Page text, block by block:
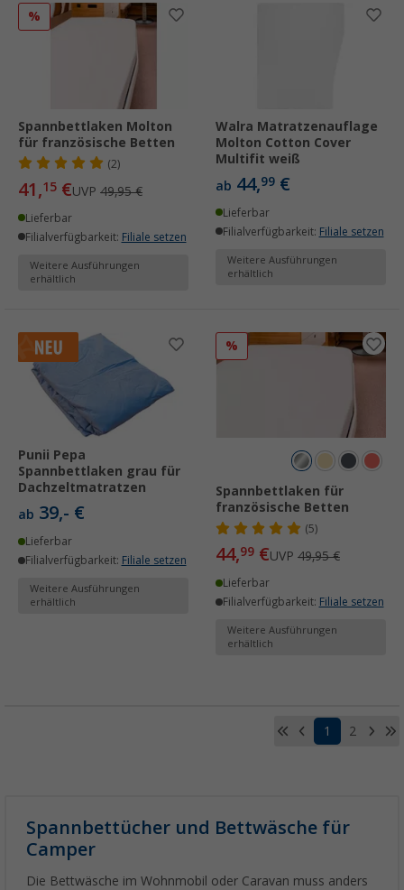
%
Spannbettlaken Molton
für französische Betten
(2)
41,15 €UVP 49,95 €
Lieferbar
Filialverfügbarkeit: Filiale setzen
Weitere Ausführungen
erhältlich
Walra Matratzenauflage
Molton Cotton Cover
Multifit weiß
ab 44,99 €
Lieferbar
Filialverfügbarkeit: Filiale setzen
Weitere Ausführungen
erhältlich
Punii Pepa
Spannbettlaken grau für
Dachzeltmatratzen
ab 39,- €
Lieferbar
Filialverfügbarkeit: Filiale setzen
Weitere Ausführungen
erhältlich
%
Spannbettlaken für
französische Betten
(5)
44,99 €UVP 49,95 €
Lieferbar
Filialverfügbarkeit: Filiale setzen
Weitere Ausführungen
erhältlich
1 2
Spannbettücher und Bettwäsche für
Camper
Die Bettwäsche im Wohnmobil oder Caravan muss anders